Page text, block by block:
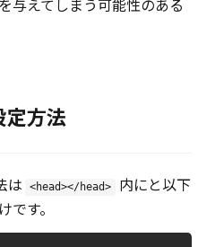
与えてしまう可能性のある
定方法
は <head></head>
内にと以下
です。